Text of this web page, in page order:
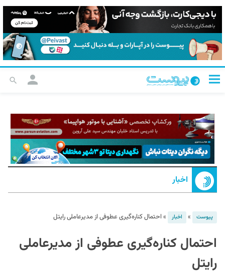
اخبار
پیوست » اخبار » احتمال کناره‌گیری عطوفی از مدیرعاملی رایتل
احتمال کناره‌گیری عطوفی از مدیرعاملی
رایتل